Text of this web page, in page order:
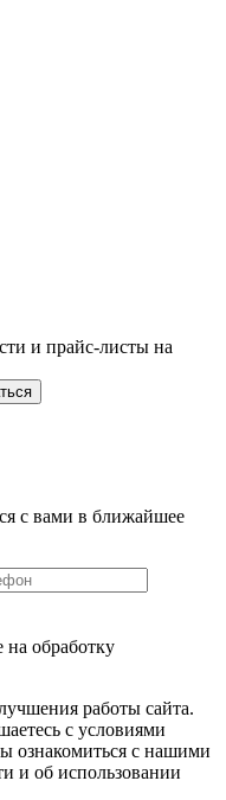
и прайс-листы на
с вами в ближайшее
на обработку
работы сайта.
с условиями
ознакомиться с нашими
и об использовании